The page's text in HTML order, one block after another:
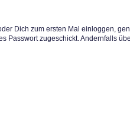
Dich zum ersten Mal einloggen,
Passwort zugeschickt. Andernfalls